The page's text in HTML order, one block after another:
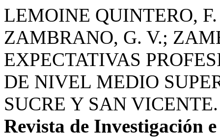
LEMOINE QUINTERO,
ZAMBRANO, G. V.;
EXPECTATIVAS
DE NIVEL MEDIO
SUCRE Y SAN
Revista de Investigación